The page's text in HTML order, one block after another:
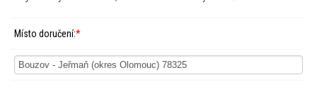
Místo doručení:*